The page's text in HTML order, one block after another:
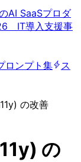
AI SaaSプロダ
IT導入支援事
ロンプト集
ス
の改善
の